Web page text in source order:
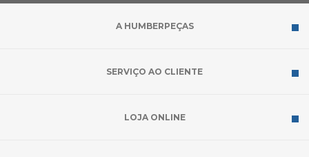
A HUMBERPEÇAS
SERVIÇO AO CLIENTE
LOJA ONLINE